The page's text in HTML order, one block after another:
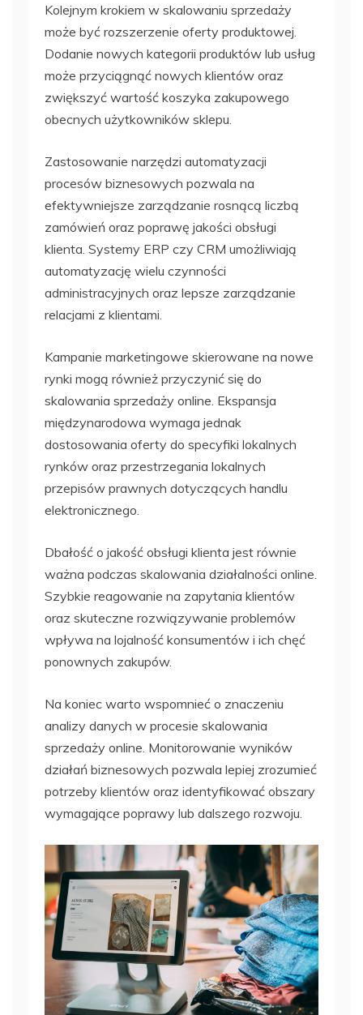
Kolejnym krokiem w skalowaniu sprzedaży
może być rozszerzenie oferty produktowej.
Dodanie nowych kategorii produktów lub usług
może przyciągnąć nowych klientów oraz
zwiększyć wartość koszyka zakupowego
obecnych użytkowników sklepu.
Zastosowanie narzędzi automatyzacji
procesów biznesowych pozwala na
efektywniejsze zarządzanie rosnącą liczbą
zamówień oraz poprawę jakości obsługi
klienta. Systemy ERP czy CRM umożliwiają
automatyzację wielu czynności
administracyjnych oraz lepsze zarządzanie
relacjami z klientami.
Kampanie marketingowe skierowane na nowe
rynki mogą również przyczynić się do
skalowania sprzedaży online. Ekspansja
międzynarodowa wymaga jednak
dostosowania oferty do specyfiki lokalnych
rynków oraz przestrzegania lokalnych
przepisów prawnych dotyczących handlu
elektronicznego.
Dbałość o jakość obsługi klienta jest równie
ważna podczas skalowania działalności online.
Szybkie reagowanie na zapytania klientów
oraz skuteczne rozwiązywanie problemów
wpływa na lojalność konsumentów i ich chęć
ponownych zakupów.
Na koniec warto wspomnieć o znaczeniu
analizy danych w procesie skalowania
sprzedaży online. Monitorowanie wyników
działań biznesowych pozwala lepiej zrozumieć
potrzeby klientów oraz identyfikować obszary
wymagające poprawy lub dalszego rozwoju.